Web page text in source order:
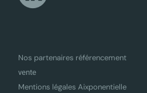
Nos partenaires référencement
vente
Mentions légales Aixponentielle